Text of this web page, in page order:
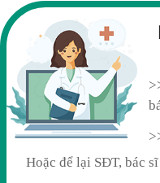
Hoặc để lại SĐT, bác